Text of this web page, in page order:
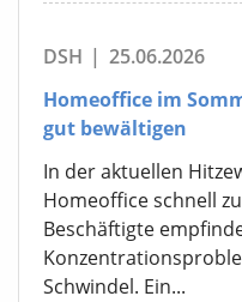
DSH | 25.06.2026
Homeoffice im
gut bewältigen
In der aktuellen
Homeoffice schnell
Beschäftigte
Schwindel. Ein...